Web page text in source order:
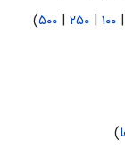
| ۱۰۰ | ۲۵۰ | ۵۰۰)
)